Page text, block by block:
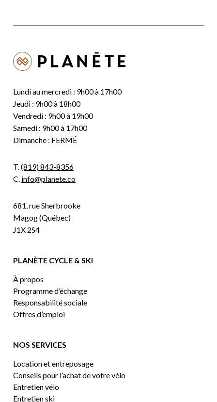
Lundi au mercredi : 9h00 à 17h00
Jeudi : 9h00 à 18h00
Vendredi : 9h00 à 19h00
Samedi : 9h00 à 17h00
Dimanche : FERMÉ
T.(819) 843-8356
C. info@planete.co
681, rue Sherbrooke
Magog (Québec)
J1X 2S4
PLANÈTE CYCLE & SKI
À propos
Programme d’échange
Responsabilité sociale
Offres d’emploi
NOS SERVICES
Location et entreposage
Conseils pour l’achat de votre vélo
Entretien vélo
Entretien ski